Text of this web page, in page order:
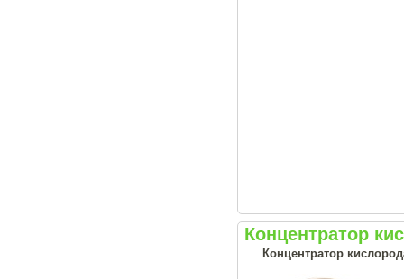
Концентратор
Концентратор